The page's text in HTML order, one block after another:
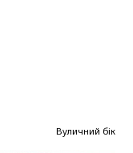
Вуличний бік